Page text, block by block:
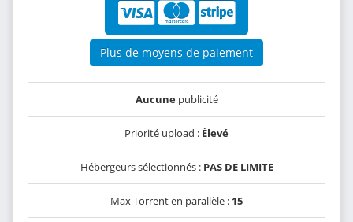
Plus de moyens de paiement
Aucunepublicité
Priorité upload : Élevé
Hébergeurs sélectionnés : PAS DE LIMITE
Max Torrent en parallèle : 15